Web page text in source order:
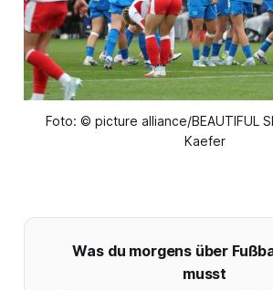
Foto: © picture alliance/BEAUTIFUL
Kaefer
Was du morgens über
musst